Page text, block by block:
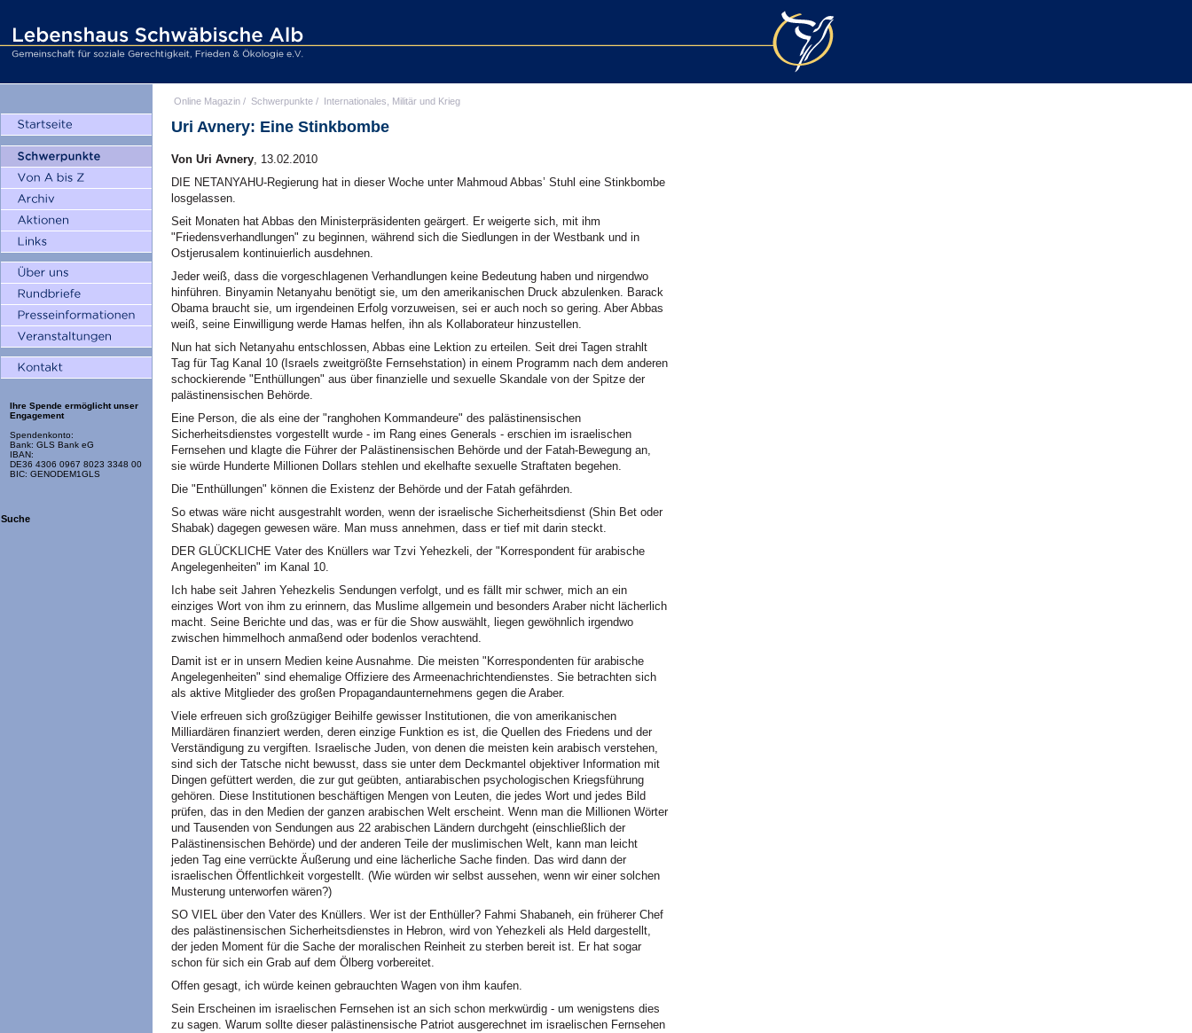
Ihre Spende ermöglicht unser
Engagement
Spendenkonto:
Bank: GLS Bank eG
IBAN:
DE36 4306 0967 8023 3348 00
BIC: GENODEM1GLS
Suche
Online Magazin / Schwerpunkte / Internationales, Militär und Krieg
Uri Avnery: Eine Stinkbombe
Von Uri Avnery, 13.02.2010
DIE NETANYAHU-Regierung hat in dieser Woche unter Mahmoud Abbas’ Stuhl eine Stinkbombe
losgelassen.
Seit Monaten hat Abbas den Ministerpräsidenten geärgert. Er weigerte sich, mit ihm
"Friedensverhandlungen" zu beginnen, während sich die Siedlungen in der Westbank und in
Ostjerusalem kontinuierlich ausdehnen.
Jeder weiß, dass die vorgeschlagenen Verhandlungen keine Bedeutung haben und nirgendwo
hinführen. Binyamin Netanyahu benötigt sie, um den amerikanischen Druck abzulenken. Barack
Obama braucht sie, um irgendeinen Erfolg vorzuweisen, sei er auch noch so gering. Aber Abbas
weiß, seine Einwilligung werde Hamas helfen, ihn als Kollaborateur hinzustellen.
Nun hat sich Netanyahu entschlossen, Abbas eine Lektion zu erteilen. Seit drei Tagen strahlt
Tag für Tag Kanal 10 (Israels zweitgrößte Fernsehstation) in einem Programm nach dem anderen
schockierende "Enthüllungen" aus über finanzielle und sexuelle Skandale von der Spitze der
palästinensischen Behörde.
Eine Person, die als eine der "ranghohen Kommandeure" des palästinensischen
Sicherheitsdienstes vorgestellt wurde - im Rang eines Generals - erschien im israelischen
Fernsehen und klagte die Führer der Palästinensischen Behörde und der Fatah-Bewegung an,
sie würde Hunderte Millionen Dollars stehlen und ekelhafte sexuelle Straftaten begehen.
Die "Enthüllungen" können die Existenz der Behörde und der Fatah gefährden.
So etwas wäre nicht ausgestrahlt worden, wenn der israelische Sicherheitsdienst (Shin Bet oder
Shabak) dagegen gewesen wäre. Man muss annehmen, dass er tief mit darin steckt.
DER GLÜCKLICHE Vater des Knüllers war Tzvi Yehezkeli, der "Korrespondent für arabische
Angelegenheiten" im Kanal 10.
Ich habe seit Jahren Yehezkelis Sendungen verfolgt, und es fällt mir schwer, mich an ein
einziges Wort von ihm zu erinnern, das Muslime allgemein und besonders Araber nicht lächerlich
macht. Seine Berichte und das, was er für die Show auswählt, liegen gewöhnlich irgendwo
zwischen himmelhoch anmaßend oder bodenlos verachtend.
Damit ist er in unsern Medien keine Ausnahme. Die meisten "Korrespondenten für arabische
Angelegenheiten" sind ehemalige Offiziere des Armeenachrichtendienstes. Sie betrachten sich
als aktive Mitglieder des großen Propagandaunternehmens gegen die Araber.
Viele erfreuen sich großzügiger Beihilfe gewisser Institutionen, die von amerikanischen
Milliardären finanziert werden, deren einzige Funktion es ist, die Quellen des Friedens und der
Verständigung zu vergiften. Israelische Juden, von denen die meisten kein arabisch verstehen,
sind sich der Tatsche nicht bewusst, dass sie unter dem Deckmantel objektiver Information mit
Dingen gefüttert werden, die zur gut geübten, antiarabischen psychologischen Kriegsführung
gehören. Diese Institutionen beschäftigen Mengen von Leuten, die jedes Wort und jedes Bild
prüfen, das in den Medien der ganzen arabischen Welt erscheint. Wenn man die Millionen Wörter
und Tausenden von Sendungen aus 22 arabischen Ländern durchgeht (einschließlich der
Palästinensischen Behörde) und der anderen Teile der muslimischen Welt, kann man leicht
jeden Tag eine verrückte Äußerung und eine lächerliche Sache finden. Das wird dann der
israelischen Öffentlichkeit vorgestellt. (Wie würden wir selbst aussehen, wenn wir einer solchen
Musterung unterworfen wären?)
SO VIEL über den Vater des Knüllers. Wer ist der Enthüller? Fahmi Shabaneh, ein früherer Chef
des palästinensischen Sicherheitsdienstes in Hebron, wird von Yehezkeli als Held dargestellt,
der jeden Moment für die Sache der moralischen Reinheit zu sterben bereit ist. Er hat sogar
schon für sich ein Grab auf dem Ölberg vorbereitet.
Offen gesagt, ich würde keinen gebrauchten Wagen von ihm kaufen.
Sein Erscheinen im israelischen Fernsehen ist an sich schon merkwürdig - um wenigstens dies
zu sagen. Warum sollte dieser palästinensische Patriot ausgerechnet im israelischen Fernsehen